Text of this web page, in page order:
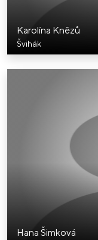
Karolína Knězů
Švihák
Hana Šimková